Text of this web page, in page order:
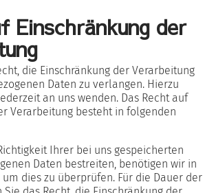
Einschränkung der
die Einschränkung der Verarbeitung
Daten zu verlangen. Hierzu
an uns wenden. Das Recht auf
Verarbeitung besteht in folgenden
Ihrer bei uns gespeicherten
Daten bestreiten, benötigen wir in
um dies zu überprüfen. Für die Dauer der